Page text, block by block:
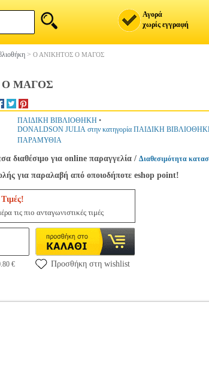
Αγορά
χωρίς εγγραφή
> Ο ΑΝΙΚΗΤΟΣ Ο ΜΑΓΟΣ
Ο ΜΑΓΟΣ
ΠΑΙΔΙΚΗ ΒΙΒΛΙΟΘΗΚΗ •
DONALDSON JULIA στην κατηγορία ΠΑΙΔΙΚΗ
ΠΑΡΑΜΥΘΙΑ
διαθέσιμο για online παραγγελία / Διαθεσιμότητα
για παραλαβή από οποιοδήποτε eshop point!
τις πιο ανταγωνιστικές τιμές
€ Προσθήκη στη wishlist